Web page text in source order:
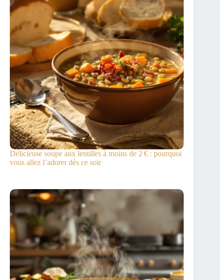
Délicieuse soupe aux lentilles à moins de 2 € : pourquoi
vous allez l’adorer dès ce soir